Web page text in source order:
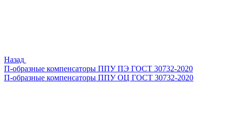
Назад
П-образные компенсаторы ППУ ПЭ ГОСТ 30732-2020
П-образные компенсаторы ППУ ОЦ ГОСТ 30732-2020